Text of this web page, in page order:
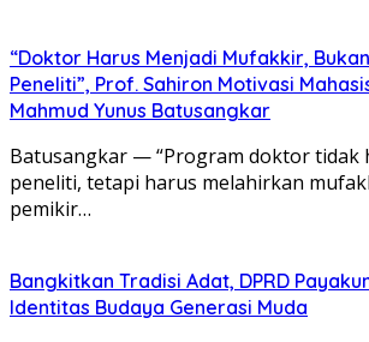
“Doktor Harus Menjadi Mufakkir,
Peneliti”, Prof. Sahiron Motivasi
Mahmud Yunus Batusangkar
Batusangkar — “Program doktor tidak
peneliti, tetapi harus melahirkan
pemikir…
Bangkitkan Tradisi Adat, DPRD
Identitas Budaya Generasi Muda